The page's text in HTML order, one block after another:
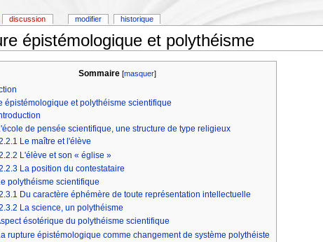
épistémologique et polythéisme
Sommaire [masquer]
épistémologique et polythéisme scientifique
de pensée scientifique, une structure de type religieux
Le maître et l'élève
L'élève et son « église »
La position du contestataire
polythéisme scientifique
Du caractère éphémère de toute représentation intellectuelle
La science, un polythéisme
ésotérique du polythéisme scientifique
rupture épistémologique comme changement de système polythéiste
discussion modifier historique